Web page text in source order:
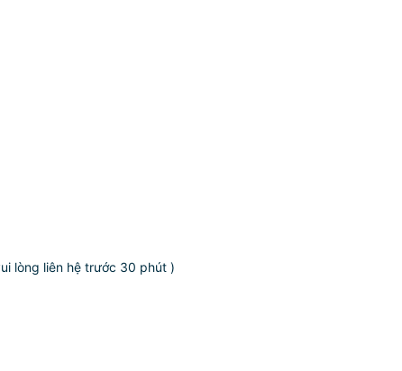
lòng liên hệ trước 30 phút )